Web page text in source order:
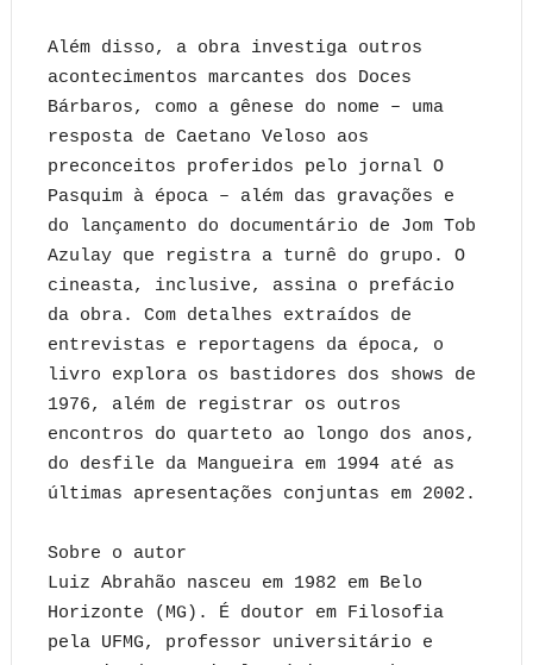
Além disso, a obra investiga outros
acontecimentos marcantes dos Doces
Bárbaros, como a gênese do nome – uma
resposta de Caetano Veloso aos
preconceitos proferidos pelo jornal O
Pasquim à época – além das gravações e
do lançamento do documentário de Jom Tob
Azulay que registra a turnê do grupo. O
cineasta, inclusive, assina o prefácio
da obra. Com detalhes extraídos de
entrevistas e reportagens da época, o
livro explora os bastidores dos shows de
1976, além de registrar os outros
encontros do quarteto ao longo dos anos,
do desfile da Mangueira em 1994 até as
últimas apresentações conjuntas em 2002.
Sobre o autor
Luiz Abrahão nasceu em 1982 em Belo
Horizonte (MG). É doutor em Filosofia
pela UFMG, professor universitário e